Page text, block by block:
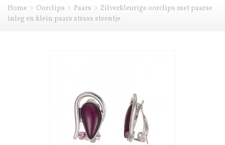
Home > Oorclips > Paars > Zilverkleurige oorclips met paarse
inleg en klein paars strass steentje